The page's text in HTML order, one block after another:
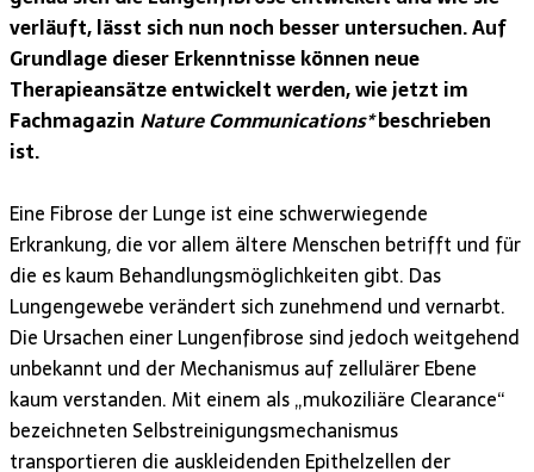
verläuft, lässt sich nun noch besser untersuchen. Auf
Grundlage dieser Erkenntnisse können neue
Therapieansätze entwickelt werden, wie jetzt im
Fachmagazin Nature Communications*beschrieben
ist.
Eine Fibrose der Lunge ist eine schwerwiegende
Erkrankung, die vor allem ältere Menschen betrifft und für
die es kaum Behandlungsmöglichkeiten gibt. Das
Lungengewebe verändert sich zunehmend und vernarbt.
Die Ursachen einer Lungenfibrose sind jedoch weitgehend
unbekannt und der Mechanismus auf zellulärer Ebene
kaum verstanden. Mit einem als „mukoziliäre Clearance“
bezeichneten Selbstreinigungsmechanismus
transportieren die auskleidenden Epithelzellen der